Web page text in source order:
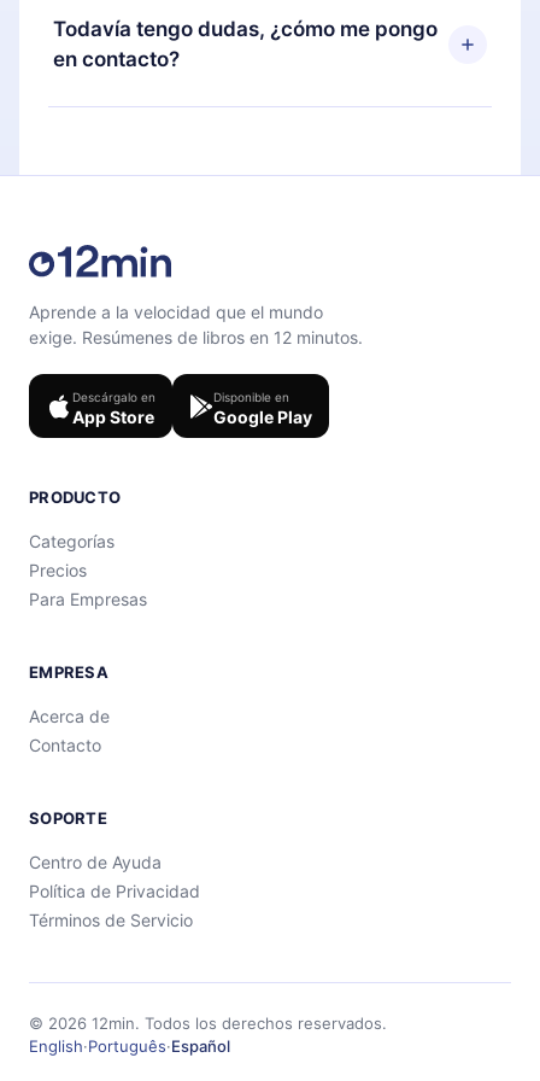
También puedes leer o escuchar tus títulos
favoritos sin conexión y desafiarte con un
puedes cancelar en cualquier momento y el
próximo ciclo de facturación no ocurrirá.
Todavía tengo dudas, ¿cómo me pongo
en contacto?
Siéntete libre de contactarnos en
Aprende a la velocidad que el mundo
exige. Resúmenes de libros en 12 minutos.
Descárgalo en
App Store
Disponible en
Google Play
PRODUCTO
Categorías
Precios
Para Empresas
EMPRESA
Acerca de
Contacto
SOPORTE
Centro de Ayuda
Política de Privacidad
Términos de Servicio
© 2026 12min. Todos los derechos reservados.
English·Português·Español